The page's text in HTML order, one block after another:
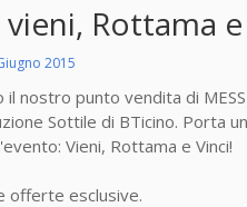
Rottama
2015
il nostro punto vendita di
Sottile di BTicino. Porta
Vieni, Rottama e Vinci!
offerte esclusive.